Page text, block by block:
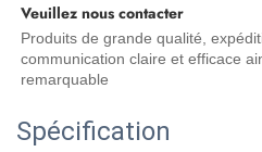
Veuillez nous contacter
Produits de grande qualité,
communication claire et efficace
remarquable
Spécification